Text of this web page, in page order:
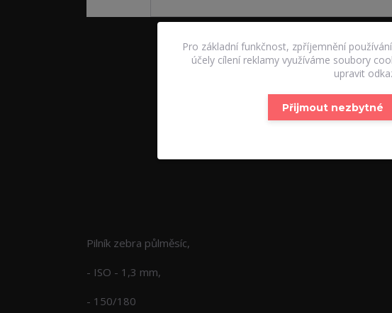
Pilník zebra půlměsíc,
- ISO - 1,3 mm,
- 150/180
Pro základní funkčnost, zpříjemnění
účely cílení reklamy využíváme soubory
upravit
Přijmout nezbytné